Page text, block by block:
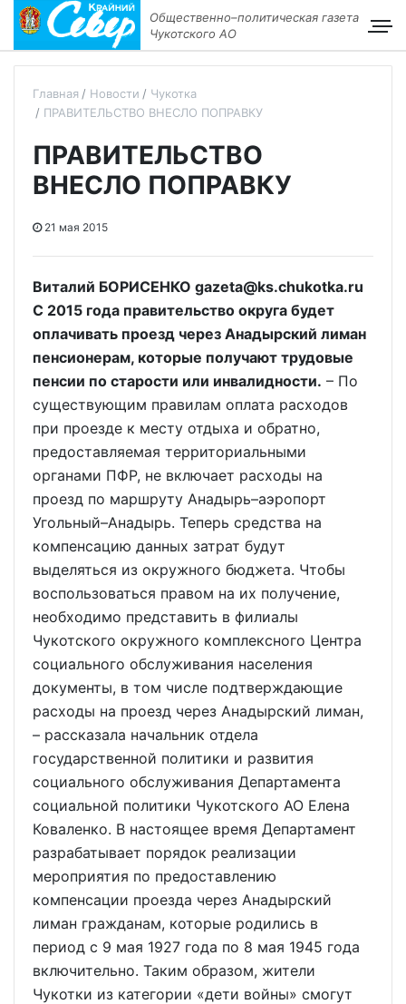
Общественно–политическая газета
Чукотского АО
Главная Новости
Чукотка
ПРАВИТЕЛЬСТВО ВНЕСЛО ПОПРАВКУ
ПРАВИТЕЛЬСТВО
ВНЕСЛО ПОПРАВКУ
21 мая 2015
Виталий БОРИСЕНКО gazeta@ks.chukotka.ru
С 2015 года правительство округа будет
оплачивать проезд через Анадырский лиман
пенсионерам, которые получают трудовые
пенсии по старости или инвалидности. – По
существующим правилам оплата расходов
при проезде к месту отдыха и обратно,
предоставляемая территориальными
органами ПФР, не включает расходы на
проезд по маршруту Анадырь–аэропорт
Угольный–Анадырь. Теперь средства на
компенсацию данных затрат будут
выделяться из окружного бюджета. Чтобы
воспользоваться правом на их получение,
необходимо представить в филиалы
Чукотского окружного комплексного Центра
социального обслуживания населения
документы, в том числе подтверждающие
расходы на проезд через Анадырский лиман,
– рассказала начальник отдела
государственной политики и развития
социального обслуживания Департамента
социальной политики Чукотского АО Елена
Коваленко. В настоящее время Департамент
разрабатывает порядок реализации
мероприятия по предоставлению
компенсации проезда через Анадырский
лиман гражданам, которые родились в
период с 9 мая 1927 года по 8 мая 1945 года
включительно. Таким образом, жители
Чукотки из категории «дети войны» смогут